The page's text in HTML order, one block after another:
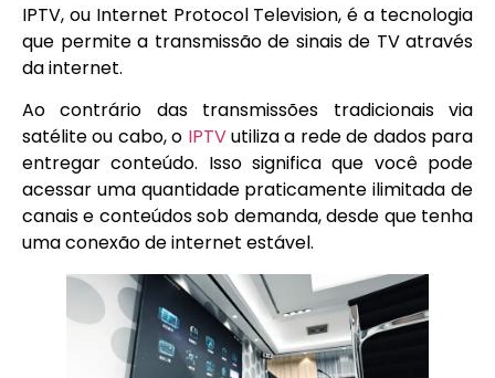
IPTV, ou Internet Protocol Television, é a tecnologia
que permite a transmissão de sinais de TV através
da internet.
Ao contrário das transmissões tradicionais via
satélite ou cabo, o IPTVutiliza a rede de dados para
entregar conteúdo. Isso significa que você pode
acessar uma quantidade praticamente ilimitada de
canais e conteúdos sob demanda, desde que tenha
uma conexão de internet estável.